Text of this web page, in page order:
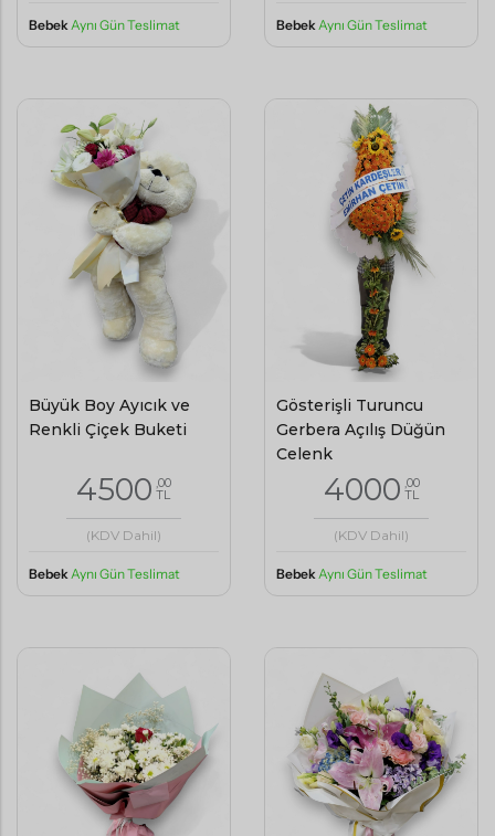
BebekAynı Gün Teslimat BebekAynı Gün Teslimat
Büyük Boy Ayıcık ve
Renkli Çiçek Buketi
4500 ,00
TL
(KDV Dahil)
BebekAynı Gün Teslimat
Gösterişli Turuncu
Gerbera Açılış Düğün
Çelenk
4000 ,00
TL
(KDV Dahil)
BebekAynı Gün Teslimat